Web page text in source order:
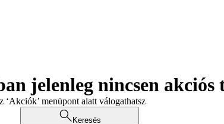
jelenleg nincsen akciós
menüpont alatt válogathatsz
Keresés